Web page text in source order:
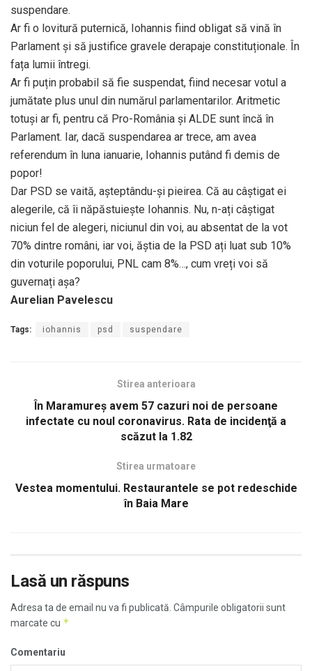
suspendare.
Ar fi o lovitură puternică, Iohannis fiind obligat să vină în
Parlament și să justifice gravele derapaje constituționale. În
fața lumii întregi.
Ar fi puțin probabil să fie suspendat, fiind necesar votul a
jumătate plus unul din numărul parlamentarilor. Aritmetic
totuși ar fi, pentru că Pro-România și ALDE sunt încă în
Parlament. Iar, dacă suspendarea ar trece, am avea
referendum în luna ianuarie, Iohannis putând fi demis de
popor!
Dar PSD se vaită, așteptându-și pieirea. Că au câștigat ei
alegerile, că îi năpăstuiește Iohannis. Nu, n-ați câștigat
niciun fel de alegeri, niciunul din voi, au absentat de la vot
70% dintre români, iar voi, ăștia de la PSD ați luat sub 10%
din voturile poporului, PNL cam 8%…, cum vreți voi să
guvernați așa?
Aurelian Pavelescu
Tags: iohannis psd suspendare
Stirea anterioara
În Maramureş avem 57 cazuri noi de persoane
infectate cu noul coronavirus. Rata de incidenţă a
scăzut la 1.82
Stirea urmatoare
Vestea momentului. Restaurantele se pot redeschide
în Baia Mare
Lasă un răspuns
Adresa ta de email nu va fi publicată. Câmpurile obligatorii sunt
marcate cu *
Comentariu